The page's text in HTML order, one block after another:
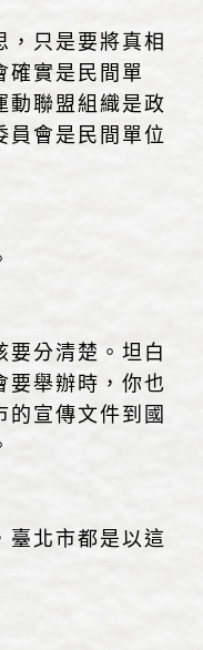
只是要將真相
確實是民間單
動聯盟組織是政
員會是民間單位
分清楚。坦白
要舉辦時，你也
的宣傳文件到國
北市都是以這